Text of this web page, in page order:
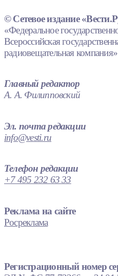
© Сетевое издание
«Федеральное
Всероссийская
радиовещательная
Главный редактор
А. А. Филипповский
Эл. почта редакции
info@vesti.ru
Телефон редакции
+7 495 232 63 33
Реклама на сайте
Росреклама
Регистрационный номер